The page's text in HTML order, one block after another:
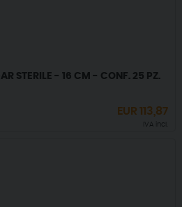
STERILE - 16 CM - CONF. 25 PZ.
EUR113,87
IVA incl.